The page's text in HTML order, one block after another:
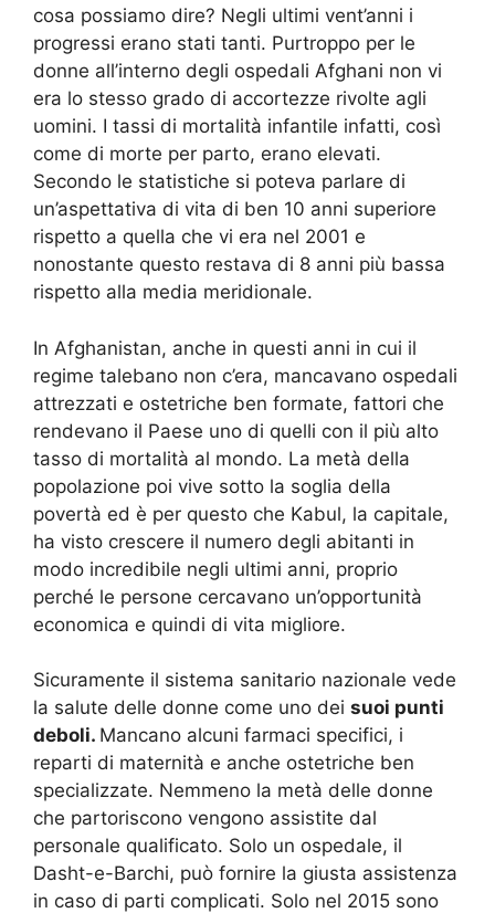
cosa possiamo dire? Negli ultimi vent’anni i
progressi erano stati tanti. Purtroppo per le
donne all’interno degli ospedali Afghani non vi
era lo stesso grado di accortezze rivolte agli
uomini. I tassi di mortalità infantile infatti, così
come di morte per parto, erano elevati.
Secondo le statistiche si poteva parlare di
un’aspettativa di vita di ben 10 anni superiore
rispetto a quella che vi era nel 2001 e
nonostante questo restava di 8 anni più bassa
rispetto alla media meridionale.
In Afghanistan, anche in questi anni in cui il
regime talebano non c’era, mancavano ospedali
attrezzati e ostetriche ben formate, fattori che
rendevano il Paese uno di quelli con il più alto
tasso di mortalità al mondo. La metà della
popolazione poi vive sotto la soglia della
povertà ed è per questo che Kabul, la capitale,
ha visto crescere il numero degli abitanti in
modo incredibile negli ultimi anni, proprio
perché le persone cercavano un’opportunità
economica e quindi di vita migliore.
Sicuramente il sistema sanitario nazionale vede
la salute delle donne come uno dei suoi punti
deboli. Mancano alcuni farmaci specifici, i
reparti di maternità e anche ostetriche ben
specializzate. Nemmeno la metà delle donne
che partoriscono vengono assistite dal
personale qualificato. Solo un ospedale, il
Dasht-e-Barchi, può fornire la giusta assistenza
in caso di parti complicati. Solo nel 2015 sono